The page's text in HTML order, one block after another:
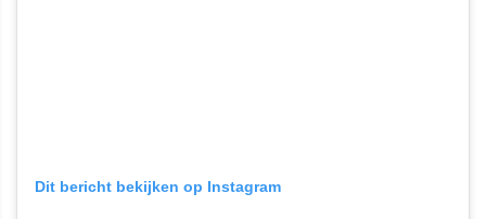
Dit bericht bekijken op Instagram